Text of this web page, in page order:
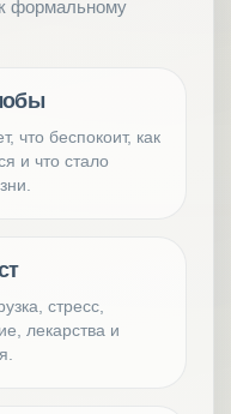
формальному
что беспокоит, как
и что стало
стресс,
лекарства и